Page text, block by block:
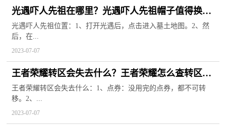
光遇吓人先祖在哪里？光遇吓人先祖帽子值得换
吗？
光遇吓人先祖位置：1、打开光遇后，点击进入墓土地图。2、然
后，在...
2023-07-07
王者荣耀转区会失去什么？王者荣耀怎么查转区进
度？
王者荣耀转区会失去什么：1、点券：没用完的点券，都不可转
移。2、...
2023-07-07